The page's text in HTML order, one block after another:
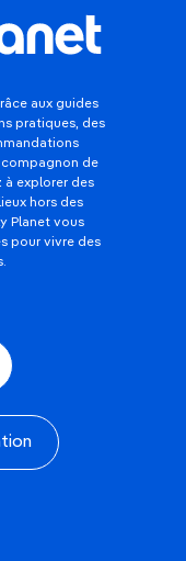
aux guides
pratiques, des
de
à explorer des
hors des
Planet vous
pour vivre des